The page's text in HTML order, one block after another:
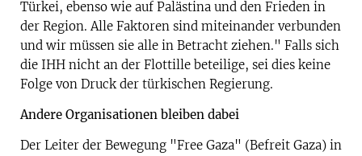
Türkei, ebenso wie auf Palästina und den Frieden in
der Region. Alle Faktoren sind miteinander verbunden
und wir müssen sie alle in Betracht ziehen." Falls sich
die IHH nicht an der Flottille beteilige, sei dies keine
Folge von Druck der türkischen Regierung.
Andere Organisationen bleiben dabei
Der Leiter der Bewegung "Free Gaza" (Befreit Gaza) in